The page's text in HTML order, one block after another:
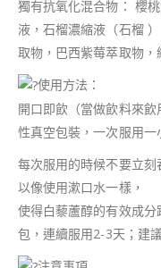
獨有抗氧化混合物： 櫻
液，石榴濃縮液（石榴
取物，巴西紫莓萃取物，
使用方法：
開口即飲（當做飲料來
性真空包裝，一次服用一
每次服用的時候不要立
以像使用漱口水一樣，
使得白藜蘆醇的有效成
包，連續服用2-3天；建